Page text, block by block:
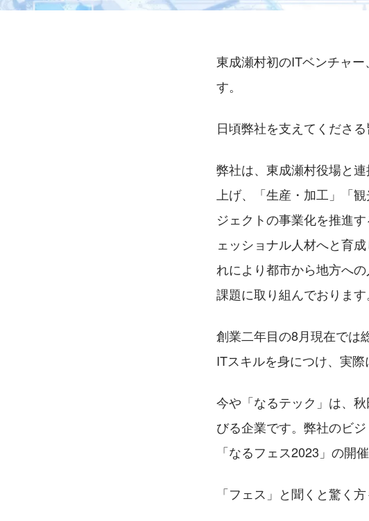
東成瀬村初のITベンチャ
す。
日頃弊社を支えてくださ
弊社は、東成瀬村役場と
上げ、「生産・加工」「
ジェクトの事業化を推進
ェッショナル人材へと育
れにより都市から地方へ
課題に取り組んでおります
創業二年目の8月現在では
ITスキルを身につけ、実
今や「なるテック」は、
びる企業です。弊社のビ
「なるフェス2023」の開
「フェス」と聞くと驚く